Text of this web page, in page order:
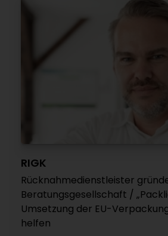
RIGK
Rücknahmedienstleister
Beratungsgesellschaft /
Umsetzung der EU-
helfen